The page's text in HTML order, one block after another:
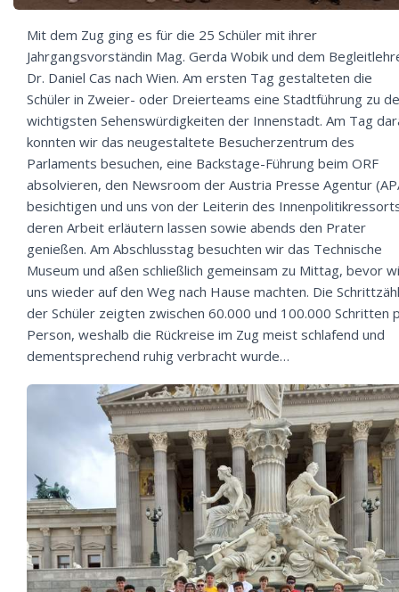
Mit dem Zug ging es für die 25 Schüler mit ihrer
Jahrgangsvorständin Mag. Gerda Wobik und dem
Dr. Daniel Cas nach Wien. Am ersten Tag gestalteten die
Schüler in Zweier- oder Dreierteams eine Stadtführung zu
wichtigsten Sehenswürdigkeiten der Innenstadt. Am Tag
konnten wir das neugestaltete Besucherzentrum des
Parlaments besuchen, eine Backstage-Führung beim ORF
absolvieren, den Newsroom der Austria Presse Agentur
besichtigen und uns von der Leiterin des
deren Arbeit erläutern lassen sowie abends den Prater
genießen. Am Abschlusstag besuchten wir das Technische
Museum und aßen schließlich gemeinsam zu Mittag, bevor
uns wieder auf den Weg nach Hause machten. Die
der Schüler zeigten zwischen 60.000 und 100.000 Schritten
Person, weshalb die Rückreise im Zug meist schlafend und
dementsprechend ruhig verbracht wurde…